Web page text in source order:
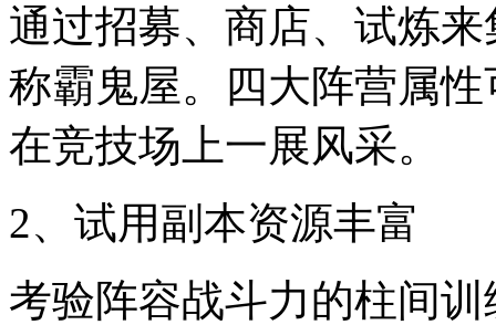
通过招募、商店、试炼
称霸鬼屋。四大阵营属
在竞技场上一展风采。
2、试用副本资源丰富
考验阵容战斗力的柱间